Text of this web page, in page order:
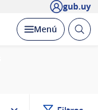
gub.uy
Desplegar
Menú Abrir